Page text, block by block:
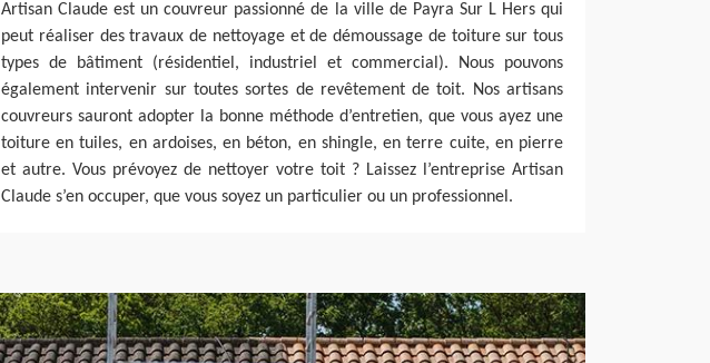
Artisan Claude est un couvreur passionné de la ville de Payra Sur L Hers qui
peut réaliser des travaux de nettoyage et de démoussage de toiture sur tous
types de bâtiment (résidentiel, industriel et commercial). Nous pouvons
également intervenir sur toutes sortes de revêtement de toit. Nos artisans
couvreurs sauront adopter la bonne méthode d’entretien, que vous ayez une
toiture en tuiles, en ardoises, en béton, en shingle, en terre cuite, en pierre
et autre. Vous prévoyez de nettoyer votre toit ? Laissez l’entreprise Artisan
Claude s’en occuper, que vous soyez un particulier ou un professionnel.